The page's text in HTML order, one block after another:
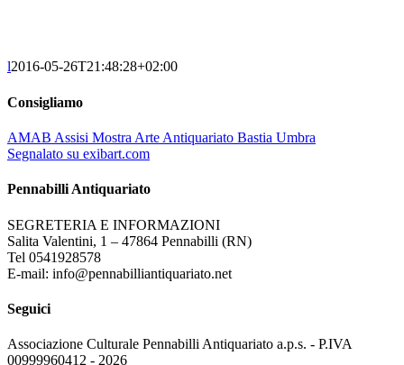
l2016-05-26T21:48:28+02:00
Consigliamo
AMAB Assisi Mostra Arte Antiquariato Bastia Umbra
Segnalato su exibart.com
Pennabilli Antiquariato
SEGRETERIA E INFORMAZIONI
Salita Valentini, 1 – 47864 Pennabilli (RN)
Tel 0541928578
E-mail: info@pennabilliantiquariato.net
Seguici
Associazione Culturale Pennabilli Antiquariato a.p.s. - P.IVA
00999960412 - 2026